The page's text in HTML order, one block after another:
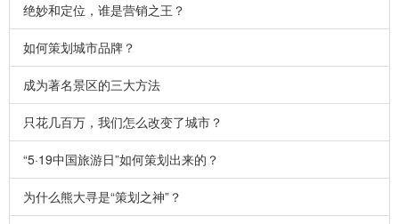
绝妙和定位，谁是营销之王？
如何策划城市品牌？
成为著名景区的三大方法
只花几百万，我们怎么改变了城市？
“5·19中国旅游日”如何策划出来的？
为什么熊大寻是“策划之神”？